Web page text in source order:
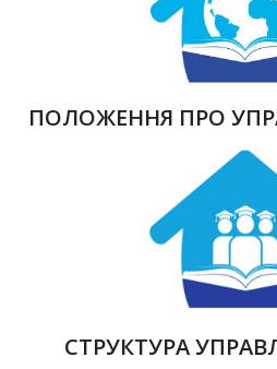
ПОЛОЖЕННЯ ПРО
СТРУКТУРА